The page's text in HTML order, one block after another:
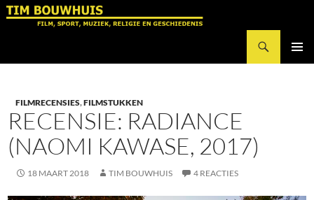
Ga
FILMRECENSIES,FILMSTUKKEN
RECENSIE: RADIANCE
(NAOMI KAWASE, 2017)
18 MAART 2018 TIM BOUWHUIS 4 REACTIES